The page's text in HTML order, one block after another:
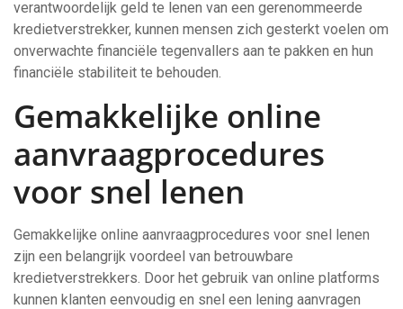
verantwoordelijk geld te lenen van een gerenommeerde
kredietverstrekker, kunnen mensen zich gesterkt voelen om
onverwachte financiële tegenvallers aan te pakken en hun
financiële stabiliteit te behouden.
Gemakkelijke online
aanvraagprocedures
voor snel lenen
Gemakkelijke online aanvraagprocedures voor snel lenen
zijn een belangrijk voordeel van betrouwbare
kredietverstrekkers. Door het gebruik van online platforms
kunnen klanten eenvoudig en snel een lening aanvragen